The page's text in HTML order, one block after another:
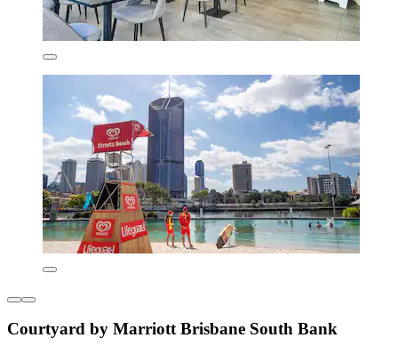
Courtyard by Marriott Brisbane South Bank